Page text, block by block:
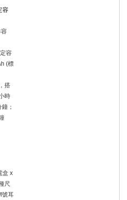
容
容
容
(標
搭
時
鐘；
盒 x
尺
號耳